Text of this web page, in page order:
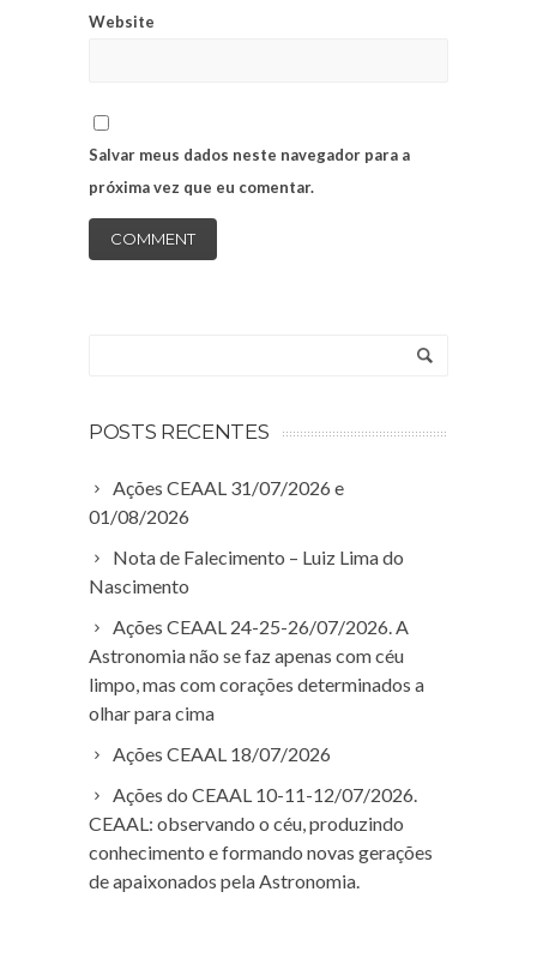
Website
Salvar meus dados neste navegador para a
próxima vez que eu comentar.
POSTS RECENTES
Ações CEAAL 31/07/2026 e
01/08/2026
Nota de Falecimento – Luiz Lima do
Nascimento
Ações CEAAL 24-25-26/07/2026. A
Astronomia não se faz apenas com céu
limpo, mas com corações determinados a
olhar para cima
Ações CEAAL 18/07/2026
Ações do CEAAL 10-11-12/07/2026.
CEAAL: observando o céu, produzindo
conhecimento e formando novas gerações
de apaixonados pela Astronomia.